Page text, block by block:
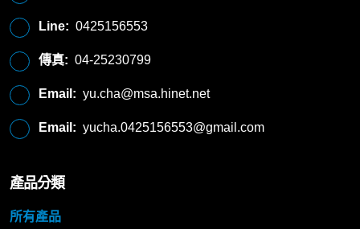
Line: 0425156553
傳真: 04-25230799
Email: yu.cha@msa.hinet.net
Email: yucha.0425156553@gmail.com
產品分類
所有產品